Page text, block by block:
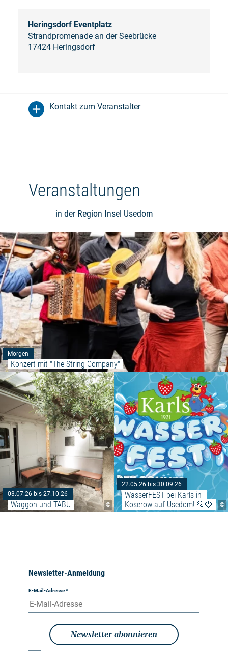
Heringsdorf Eventplatz
Strandpromenade an der Seebrücke
17424 Heringsdorf
Kontakt zum Veranstalter
Veranstaltungen
in der Region Insel Usedom
Morgen
Konzert mit "The String Company"
©
03.07.26 bis 27.10.26
Waggon und TABU
Weiterlesen: "Waggon und
©
22.05.26 bis 30.09.26
WasserFEST bei Karls in
Koserow auf Usedom! 💦🍓
Newsletter-Anmeldung
E-Mail-Adresse*
Newsletter abonnieren